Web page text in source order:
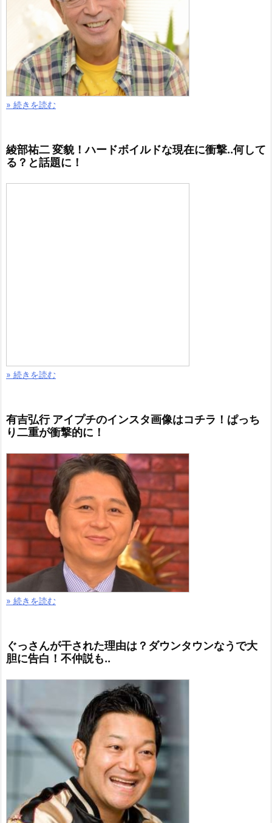
» 続きを読む
綾部祐二 変貌！ハードボイルドな現在に衝撃..何して
る？と話題に！
» 続きを読む
有吉弘行 アイプチのインスタ画像はコチラ！ぱっち
り二重が衝撃的に！
» 続きを読む
ぐっさんが干された理由は？ダウンタウンなうで大
胆に告白！不仲説も..